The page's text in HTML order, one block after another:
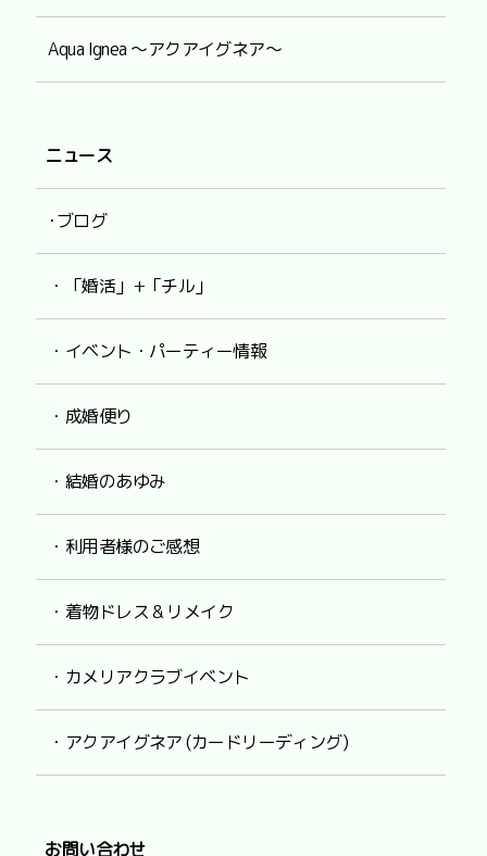
Aqua Ignea ～アクアイグネア～
ニュース
･ブログ
・「婚活」+「チル」
・イベント・パーティー情報
・成婚便り
・結婚のあゆみ
・利用者様のご感想
・着物ドレス & リメイク
・カメリアクラブイベント
・アクアイグネア (カードリーディング)
お問い合わせ